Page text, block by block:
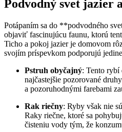
Podvodný svet jazier
Potápaním‌ sa do **podvodného
objaviť fascinujúcu faunu, ktorú
Ticho a pokoj jazier je domovom
svojím príspevkom podporujú
Pstruh⁣ obyčajný: Tento ‌rybí
⁤najčastejšie pozorované
a ‌pozoruhodnými farebami
Rak riečny: Ryby však nie
Raky riečne, ktoré sa‍
čisteniu vody tým, že